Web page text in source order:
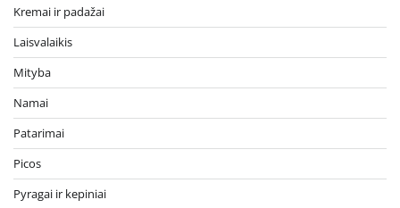
Kremai ir padažai
Laisvalaikis
Mityba
Namai
Patarimai
Picos
Pyragai ir kepiniai